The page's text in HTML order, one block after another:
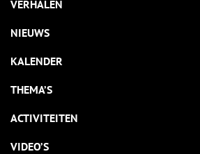
VERHALEN
NIEUWS
KALENDER
THEMA’S
ACTIVITEITEN
VIDEO’S